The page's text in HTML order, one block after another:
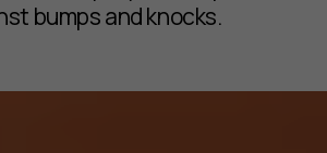
bumps and knocks.